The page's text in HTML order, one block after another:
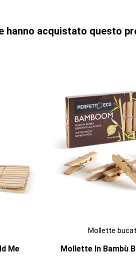
hanno acquistato questo
Me
Mollette
Mollette In Bambù
ANTEPRIMA